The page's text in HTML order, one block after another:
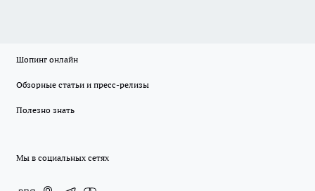
Шопинг онлайн
Обзорные статьи и пресс-релизы
Полезно знать
Мы в социальных сетях